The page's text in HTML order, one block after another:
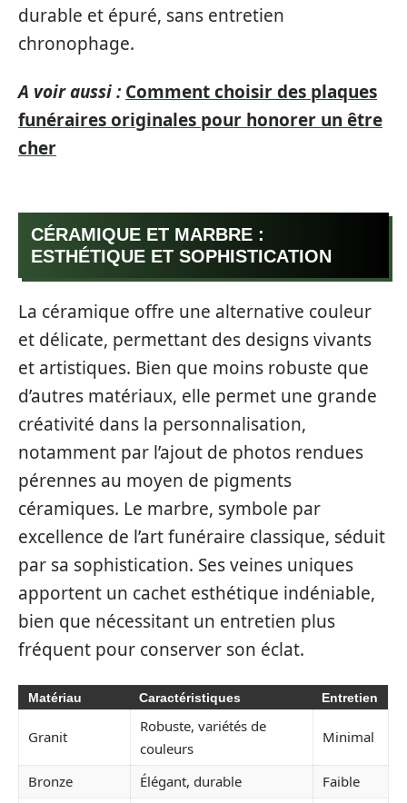
durable et épuré, sans entretien
chronophage.
A voir aussi : Comment choisir des plaques
funéraires originales pour honorer un être
cher
CÉRAMIQUE ET MARBRE :
ESTHÉTIQUE ET SOPHISTICATION
La céramique offre une alternative couleur
et délicate, permettant des designs vivants
et artistiques. Bien que moins robuste que
d’autres matériaux, elle permet une grande
créativité dans la personnalisation,
notamment par l’ajout de photos rendues
pérennes au moyen de pigments
céramiques. Le marbre, symbole par
excellence de l’art funéraire classique, séduit
par sa sophistication. Ses veines uniques
apportent un cachet esthétique indéniable,
bien que nécessitant un entretien plus
fréquent pour conserver son éclat.
Matériau Caractéristiques Entretien
Granit
Robuste, variétés de
couleurs
Minimal
Bronze Élégant, durable
Faible